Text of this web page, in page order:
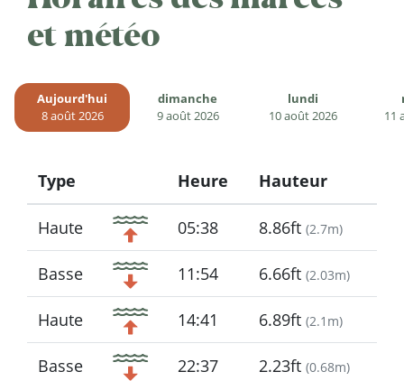
et météo
Aujourd'hui
8 août 2026
dimanche
9 août 2026
lundi
10 août 2026
11
Type
Icon
Heure Hauteur
Haute 05:38 8.86ft (2.7m)
Basse 11:54 6.66ft (2.03m)
Haute 14:41 6.89ft (2.1m)
Basse 22:37 2.23ft (0.68m)